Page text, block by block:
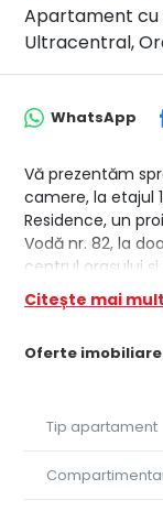
Apartament cu
Ultracentral,
Oferte
WhatsApp
Vă prezentăm
camere, la etajul
Residence, un
Vodă nr. 82, la
centrul orașului și
Conceput pentru
și siguranța,
locuințe,
SU balcon1: 2.66 mp
SU balcon2: 4.63
SU totală
Proiectul
Citește mai mult
Tip apartament